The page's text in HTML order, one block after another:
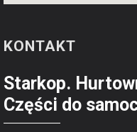
KONTAKT
Starkop.
Części do